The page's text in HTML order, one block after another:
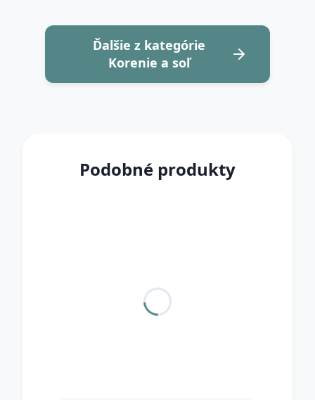
Ďalšie z kategórie
Korenie a soľ
Podobné produkty